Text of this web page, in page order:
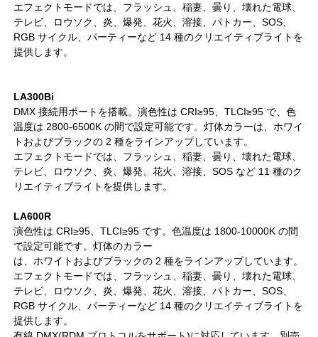
エフェクトモードでは、フラッシュ、稲妻、曇り、壊れた電球、
テレビ、ロウソク、炎、爆発、花火、溶接、パトカー、SOS、
RGB サイクル、パーティーなど 14 種のクリエイティブライトを
提供します。
LA300Bi
DMX 接続用ポートを搭載。演色性は CRI≥95、TLCI≥95 で、色
温度は 2800-6500K の間で設定可能です。灯体カラーは、ホワイ
トおよびブラックの 2 種をラインアップしています。
エフェクトモードでは、フラッシュ、稲妻、曇り、壊れた電球、
テレビ、ロウソク、炎、爆発、花火、溶接、SOS など 11 種のク
リエイティブライトを提供します。
LA600R
演色性は CRI≥95、TLCI≥95 です。色温度は 1800-10000K の間
で設定可能です。灯体のカラー
は、ホワイトおよびブラックの 2 種をラインアップしています。
エフェクトモードでは、フラッシュ、稲妻、曇り、壊れた電球、
テレビ、ロウソク、炎、爆発、花火、溶接、パトカー、SOS、
RGB サイクル、パーティーなど 14 種のクリエイティブライトを
提供します。